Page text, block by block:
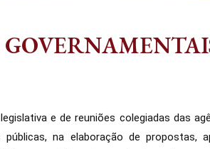
e de reuniões colegiadas das
na elaboração de propostas,